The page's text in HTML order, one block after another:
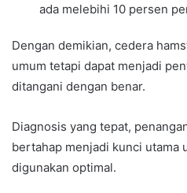
ada melebihi 10 persen
Dengan demikian, cedera
umum tetapi dapat menjadi
ditangani dengan benar.
Diagnosis yang tepat,
bertahap menjadi kunci utama
digunakan optimal.